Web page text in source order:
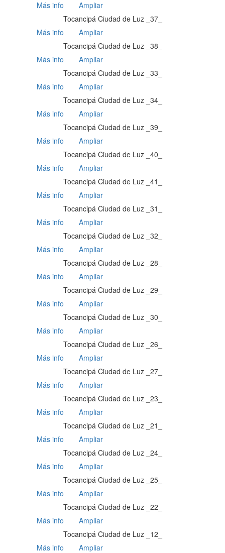
Más info
Ampliar
Tocancipá Ciudad de Luz _37_
Más info
Ampliar
Tocancipá Ciudad de Luz _38_
Más info
Ampliar
Tocancipá Ciudad de Luz _33_
Más info
Ampliar
Tocancipá Ciudad de Luz _34_
Más info
Ampliar
Tocancipá Ciudad de Luz _39_
Más info
Ampliar
Tocancipá Ciudad de Luz _40_
Más info
Ampliar
Tocancipá Ciudad de Luz _41_
Más info
Ampliar
Tocancipá Ciudad de Luz _31_
Más info
Ampliar
Tocancipá Ciudad de Luz _32_
Más info
Ampliar
Tocancipá Ciudad de Luz _28_
Más info
Ampliar
Tocancipá Ciudad de Luz _29_
Más info
Ampliar
Tocancipá Ciudad de Luz _30_
Más info
Ampliar
Tocancipá Ciudad de Luz _26_
Más info
Ampliar
Tocancipá Ciudad de Luz _27_
Más info
Ampliar
Tocancipá Ciudad de Luz _23_
Más info
Ampliar
Tocancipá Ciudad de Luz _21_
Más info
Ampliar
Tocancipá Ciudad de Luz _24_
Más info
Ampliar
Tocancipá Ciudad de Luz _25_
Más info
Ampliar
Tocancipá Ciudad de Luz _22_
Más info
Ampliar
Tocancipá Ciudad de Luz _12_
Más info
Ampliar